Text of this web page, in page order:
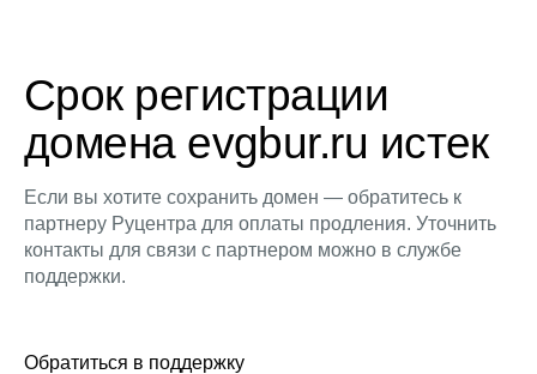
Срок регистрации
домена evgbur.ru истек
Если вы хотите сохранить домен — обратитесь к
партнеру Руцентра для оплаты продления. Уточнить
контакты для связи с партнером можно в службе
поддержки.
Обратиться в поддержку